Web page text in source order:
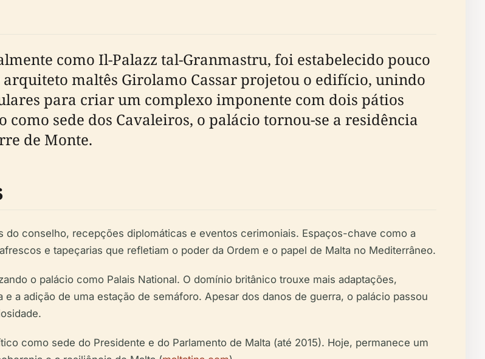
como Il-Palazz tal-Granmastru, foi estabelecido pouco
arquiteto maltês Girolamo Cassar projetou o edifício, unindo
para criar um complexo imponente com dois pátios
sede dos Cavaleiros, o palácio tornou-se a residência
de Monte.
do conselho, recepções diplomáticas e eventos cerimoniais. Espaços-chave como a
e tapeçarias que refletiam o poder da Ordem e o papel de Malta no Mediterrâneo.
o palácio como Palais National. O domínio britânico trouxe mais adaptações,
a adição de uma estação de semáforo. Apesar dos danos de guerra, o palácio passou
como sede do Presidente e do Parlamento de Malta (até 2015). Hoje, permanece um